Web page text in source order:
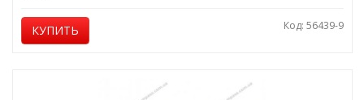
КУПИТЬ Код: 56439-9